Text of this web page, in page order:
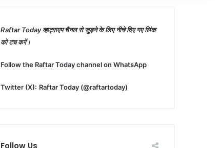
Raftar Today व्हाट्सएप चैनल से जुड़ने के लिए नीचे दिए गए लिंक
को टच करें।
Follow the Raftar Today channel on WhatsApp
Twitter (X): Raftar Today (@raftartoday)
Follow Us